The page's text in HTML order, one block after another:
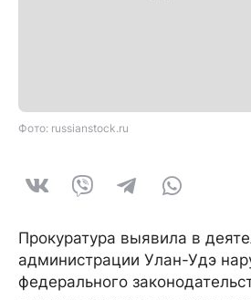
Фото: russianstock.ru
Прокуратура выявила в
администрации Улан-Удэ
федерального